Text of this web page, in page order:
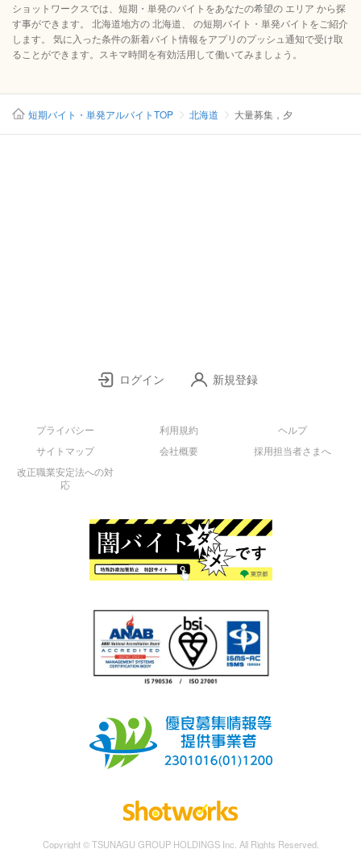
ショットワークスでは、短期・単発のバイトをあなたの希望の エリア から探
す事ができます。 北海道地方の 北海道、 の短期バイト・単発バイトをご紹介
します。 気に入った条件の新着バイト情報をアプリのプッシュ通知で受け取
ることができます。スキマ時間を有効活用して働いてみましょう。
短期バイト・単発アルバイトTOP 北海道 大量募集，夕
ログイン 新規登録
プライバシー 利用規約
ヘルプ
サイトマップ
会社概要
採用担当者さまへ
改正職業安定法への対
応
Copyright © TSUNAGU GROUP HOLDINGS Inc. All Rights Reserved.